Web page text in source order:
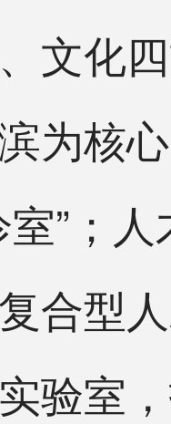
文化
为核
室”；
合型
验室